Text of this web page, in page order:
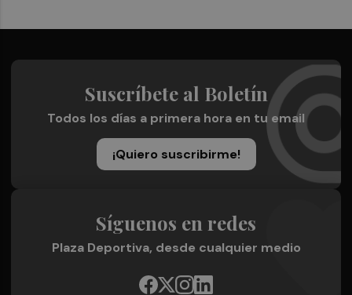
Suscríbete al Boletín
Todos los días a primera hora en tu email
¡Quiero suscribirme!
Síguenos en redes
Plaza Deportiva, desde cualquier medio